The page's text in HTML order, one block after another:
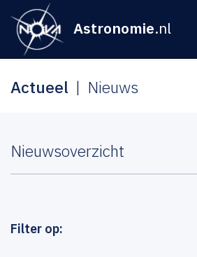
Astronomie.nl
Actueel Nieuws
Nieuwsoverzicht
Filter op: